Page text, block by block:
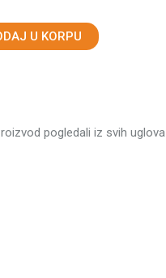
U KORPU
pogledali iz svih uglova